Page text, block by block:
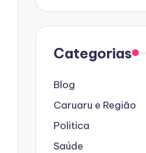
Categorias
Blog
Caruaru e Região
Politica
Saúde